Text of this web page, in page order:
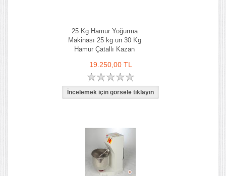
25 Kg Hamur Yoğurma
Makinası 25 kg un 30 Kg
Hamur Çatallı Kazan
19.250,00 TL